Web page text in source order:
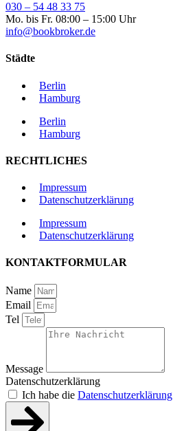
030 – 54 48 33 75
Mo. bis Fr. 08:00 – 15:00 Uhr
info@bookbroker.de
Städte
Berlin
Hamburg
Berlin
Hamburg
RECHTLICHES
Impressum
Datenschutzerklärung
Impressum
Datenschutzerklärung
KONTAKTFORMULAR
Name
Email
Tel
Message
Datenschutzerklärung
Ich habe die Datenschutzerklärung